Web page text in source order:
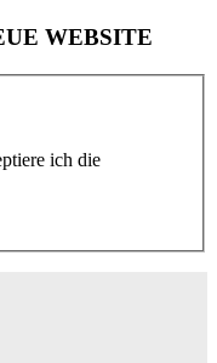
WEBSITE
ich die